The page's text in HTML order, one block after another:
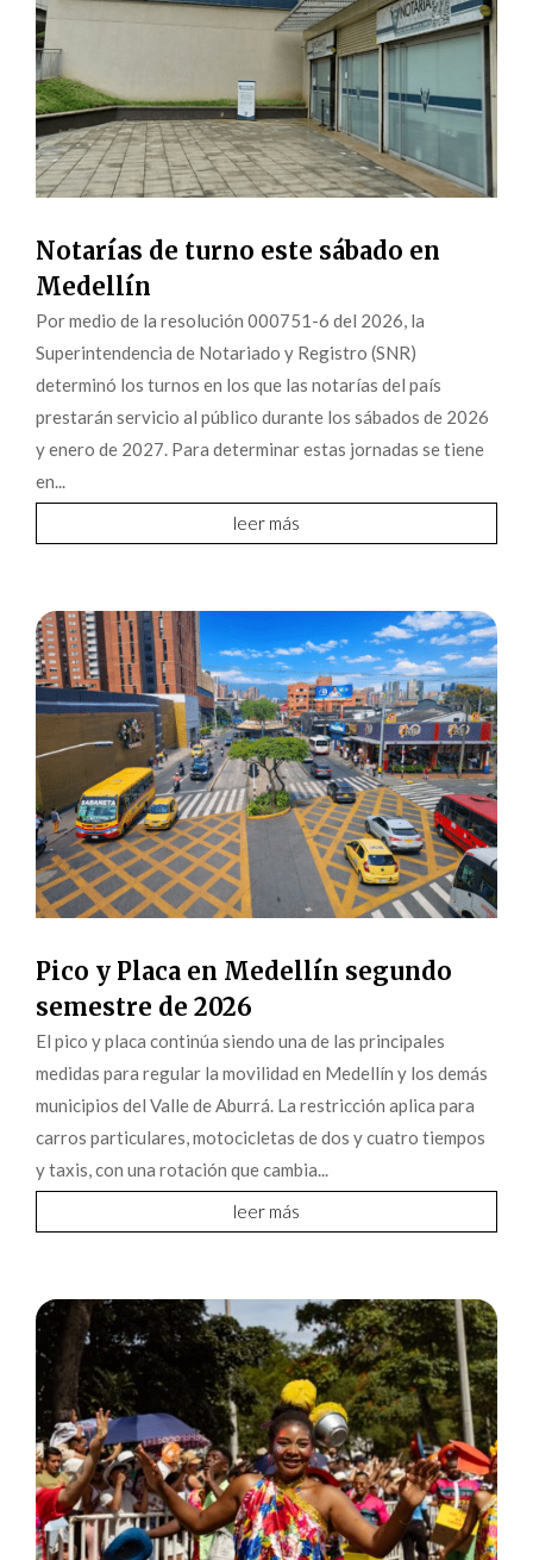
Notarías de turno este sábado en
Medellín
Por medio de la resolución 000751-6 del 2026, la
Superintendencia de Notariado y Registro (SNR)
determinó los turnos en los que las notarías del país
prestarán servicio al público durante los sábados de 2026
y enero de 2027. Para determinar estas jornadas se tiene
en...
leer más
Pico y Placa en Medellín segundo
semestre de 2026
El pico y placa continúa siendo una de las principales
medidas para regular la movilidad en Medellín y los demás
municipios del Valle de Aburrá. La restricción aplica para
carros particulares, motocicletas de dos y cuatro tiempos
y taxis, con una rotación que cambia...
leer más